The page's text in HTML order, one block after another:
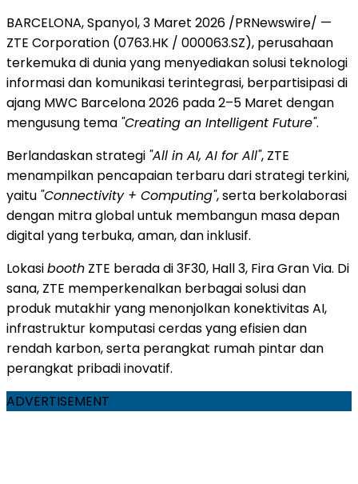
BARCELONA, Spanyol, 3 Maret 2026 /PRNewswire/ —
ZTE Corporation (0763.HK / 000063.SZ), perusahaan
terkemuka di dunia yang menyediakan solusi teknologi
informasi dan komunikasi terintegrasi, berpartisipasi di
ajang MWC Barcelona 2026 pada 2–5 Maret dengan
mengusung tema "Creating an Intelligent Future".
Berlandaskan strategi "All in AI, AI for All", ZTE
menampilkan pencapaian terbaru dari strategi terkini,
yaitu "Connectivity + Computing", serta berkolaborasi
dengan mitra global untuk membangun masa depan
digital yang terbuka, aman, dan inklusif.
Lokasibooth ZTE berada di 3F30, Hall 3, Fira Gran Via. Di
sana, ZTE memperkenalkan berbagai solusi dan
produk mutakhir yang menonjolkan konektivitas AI,
infrastruktur komputasi cerdas yang efisien dan
rendah karbon, serta perangkat rumah pintar dan
perangkat pribadi inovatif.
ADVERTISEMENT